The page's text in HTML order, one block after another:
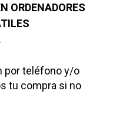
ORDENADORES
por teléfono y/o
tu compra si no